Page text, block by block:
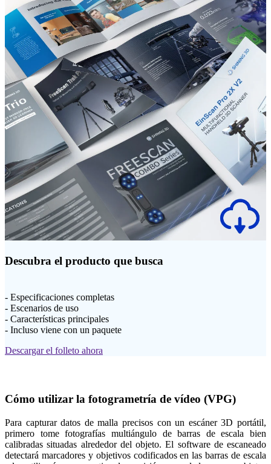
Descubra el producto que busca
- Especificaciones completas
- Escenarios de uso
- Características principales
- Incluso viene con un paquete
Descargar el folleto ahora
Cómo utilizar la fotogrametría de vídeo (VPG)
Para capturar datos de malla precisos con un escáner 3D portátil,
primero tome fotografías multiángulo de barras de escala bien
calibradas situadas alrededor del objeto. El software de escaneado
detectará marcadores y objetivos codificados en las barras de escala